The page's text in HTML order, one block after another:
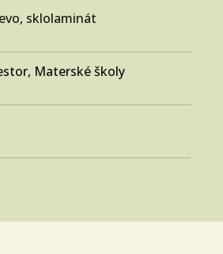
sklolaminát
, Materské školy